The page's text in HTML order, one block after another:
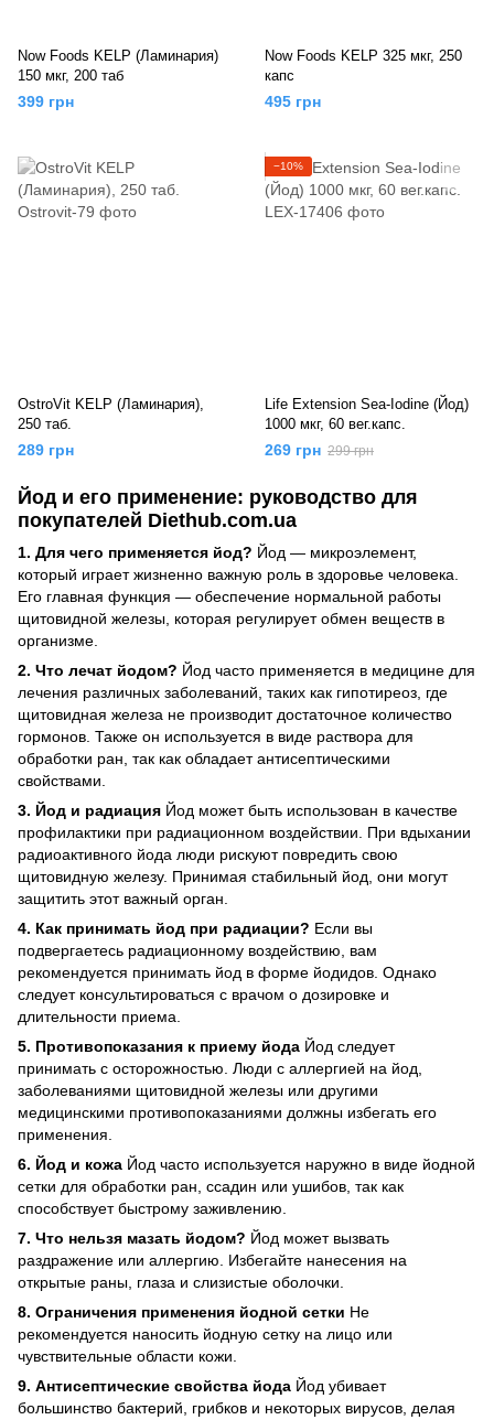
Now Foods KELP (Ламинария)
150 мкг, 200 таб
399 грн
Now Foods KELP 325 мкг, 250
капс
495 грн
OstroVit KELP (Ламинария),
250 таб.
289 грн
−10%
Life Extension Sea-Iodine (Йод)
1000 мкг, 60 вег.капс.
269 грн 299 грн
Йод и его применение: руководство для
покупателей Diethub.com.ua
1. Для чего применяется йод? Йод — микроэлемент,
который играет жизненно важную роль в здоровье человека.
Его главная функция — обеспечение нормальной работы
щитовидной железы, которая регулирует обмен веществ в
организме.
2. Что лечат йодом? Йод часто применяется в медицине для
лечения различных заболеваний, таких как гипотиреоз, где
щитовидная железа не производит достаточное количество
гормонов. Также он используется в виде раствора для
обработки ран, так как обладает антисептическими
свойствами.
3. Йод и радиация Йод может быть использован в качестве
профилактики при радиационном воздействии. При вдыхании
радиоактивного йода люди рискуют повредить свою
щитовидную железу. Принимая стабильный йод, они могут
защитить этот важный орган.
4. Как принимать йод при радиации? Если вы
подвергаетесь радиационному воздействию, вам
рекомендуется принимать йод в форме йодидов. Однако
следует консультироваться с врачом о дозировке и
длительности приема.
5. Противопоказания к приему йода Йод следует
принимать с осторожностью. Люди с аллергией на йод,
заболеваниями щитовидной железы или другими
медицинскими противопоказаниями должны избегать его
применения.
6. Йод и кожа Йод часто используется наружно в виде йодной
сетки для обработки ран, ссадин или ушибов, так как
способствует быстрому заживлению.
7. Что нельзя мазать йодом? Йод может вызвать
раздражение или аллергию. Избегайте нанесения на
открытые раны, глаза и слизистые оболочки.
8. Ограничения применения йодной сетки Не
рекомендуется наносить йодную сетку на лицо или
чувствительные области кожи.
9. Антисептические свойства йода Йод убивает
большинство бактерий, грибков и некоторых вирусов, делая